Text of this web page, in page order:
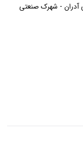
آدران - شهرک صنعتی